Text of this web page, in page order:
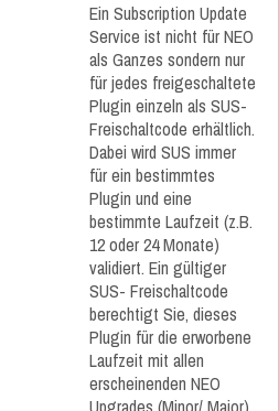
Ein Subscription Update
Service ist nicht für NEO
als Ganzes sondern nur
für jedes freigeschaltete
Plugin einzeln als SUS-
Freischaltcode erhältlich.
Dabei wird SUS immer
für ein bestimmtes
Plugin und eine
bestimmte Laufzeit (z.B.
12 oder 24 Monate)
validiert. Ein gültiger
SUS- Freischaltcode
berechtigt Sie, dieses
Plugin für die erworbene
Laufzeit mit allen
erscheinenden NEO